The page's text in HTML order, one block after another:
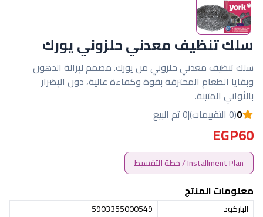
سلك تنظيف معدني حلزوني يورك
سلك تنظيف معدني حلزوني من يورك. مصمم لإزالة الدهون
وبقايا الطعام المحترقة بقوة وكفاءة عالية، دون الإضرار
بالأواني المتينة.
0(0 التقييمات) |0 تم البيع
EGP60
Installment Plan / خطة التقسيط
معلومات المنتج
الباركود
5903355000549